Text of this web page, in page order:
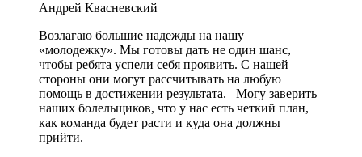
Андрей Квасневский
Возлагаю большие надежды на нашу
«молодежку». Мы готовы дать не один шанс,
чтобы ребята успели себя проявить. С нашей
стороны они могут рассчитывать на любую
помощь в достижении результата. Могу заверить
наших болельщиков, что у нас есть четкий план,
как команда будет расти и куда она должны
прийти.